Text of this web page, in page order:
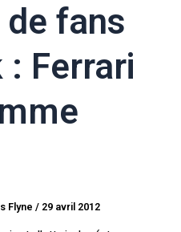
fans
: Ferrari
Flyne/ 29 avril 2012